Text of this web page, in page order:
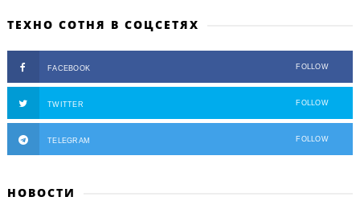
ТЕХНО СОТНЯ В СОЦСЕТЯХ
FACEBOOK FOLLOW
TWITTER FOLLOW
TELEGRAM FOLLOW
НОВОСТИ